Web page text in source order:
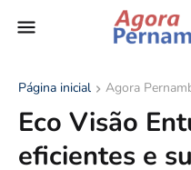
Página inicial Agora
Eco Visão
eficientes e